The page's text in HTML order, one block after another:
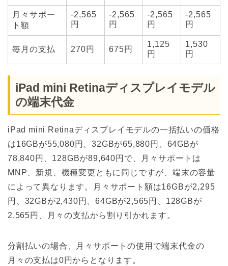
月々サポー
ト額
-2,565
円
-2,565
円
-2,565
円
-2,565
円
毎月の支払 270円 675円
1,125
円
1,530
円
iPad mini Retinaディスプレイモデル
の端末代金
iPad mini Retinaディスプレイモデルの一括払いの価格
は16GBが55,080円、32GBが65,880円、64GBが
78,840円、128GBが89,640円で、月々サポートは
MNP、新規、機種変更ともに同じですが、端末の容量
によって異なります。月々サポート額は16GBが2,295
円、32GBが2,430円、64GBが2,565円、128GBが
2,565円、月々の支払から割り引かれます。
分割払いの場合、月々サポートの使用で端末代金の
月々の支払は0円からとなります。